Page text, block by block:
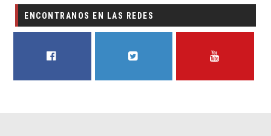
ENCONTRANOS EN LAS REDES